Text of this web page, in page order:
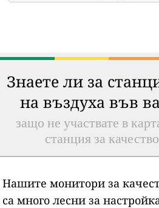
Знаете ли за
на въздуха във
защо не участвате в
станция за
Нашите монитори за
са много лесни за